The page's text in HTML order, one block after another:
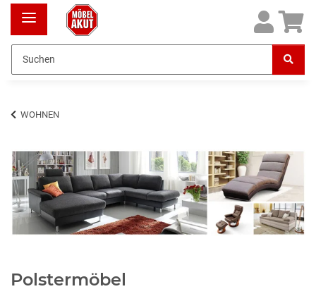
WOHNEN
Polstermöbel